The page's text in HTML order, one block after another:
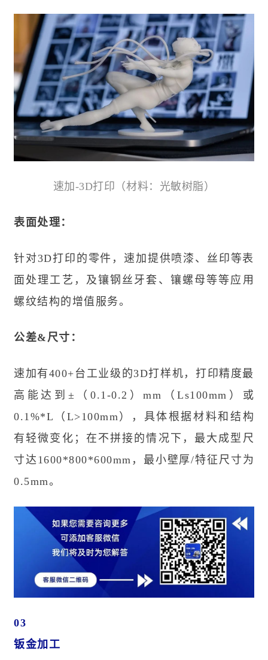
速加-3D打印（材料：光敏树脂 ）
表面处理：
针对3D打印的零件，速加提供喷漆、丝印等表
面处理工艺，及镶钢丝牙套、镶螺母等等应用
螺纹结构的增值服务。
公差&尺寸：
速加有400+台工业级的3D打样机，打印精度最
高能达到±（0.1-0.2）mm（Ls100mm）或
0.1%*L（L>100mm），具体根据材料和结构
有轻微变化；在不拼接的情况下，最大成型尺
寸达1600*800*600mm，最小壁厚/特征尺寸为
0.5mm。
03
钣金加工